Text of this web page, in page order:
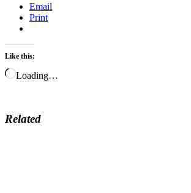
Email
Print
Like this:
Loading…
Related